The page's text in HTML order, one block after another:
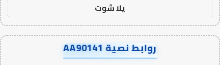
يلا شوت
روابط نصية AA90141